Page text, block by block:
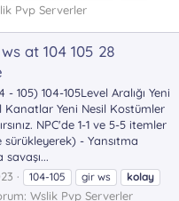
Pvp Serverler
at 104 105 28
105) 104-105Level Aralığı Yeni
Kanatlar Yeni Nesil Kostümler
NPC'de 1-1 ve 5-5 itemler
- Yansıtma
104-105 gir ws
kolay
Wslik Pvp Serverler